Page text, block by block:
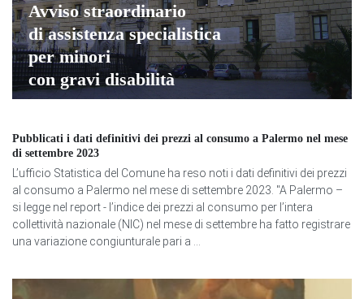
Avviso straordinario
di assistenza specialistica
per minori
con gravi disabilità
Pubblicati i dati definitivi dei prezzi al consumo a Palermo nel mese
di settembre 2023
L’ufficio Statistica del Comune ha reso noti i dati definitivi dei prezzi
al consumo a Palermo nel mese di settembre 2023. "A Palermo –
si legge nel report - l’indice dei prezzi al consumo per l’intera
collettività nazionale (NIC) nel mese di settembre ha fatto registrare
una variazione congiunturale pari a ...